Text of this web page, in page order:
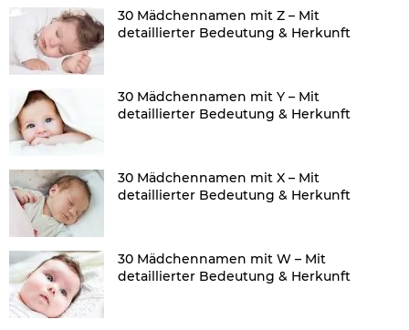
30 Mädchennamen mit Z – Mit
detaillierter Bedeutung & Herkunft
30 Mädchennamen mit Y – Mit
detaillierter Bedeutung & Herkunft
30 Mädchennamen mit X – Mit
detaillierter Bedeutung & Herkunft
30 Mädchennamen mit W – Mit
detaillierter Bedeutung & Herkunft